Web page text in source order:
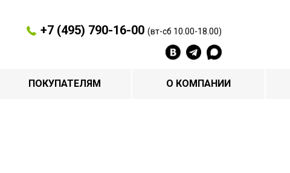
+7 (495) 790-16-00 (вт-сб 10.00-18.00)
ПОКУПАТЕЛЯМ О КОМПАНИИ